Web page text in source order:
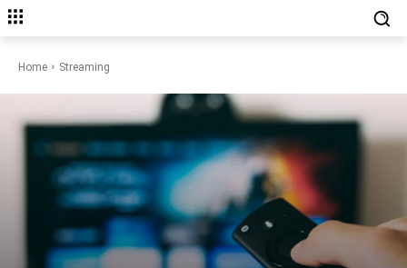
Home Streaming